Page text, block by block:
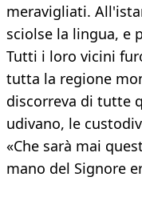
meravigliati.
sciolse la lingua, e
Tutti i loro vicini
tutta la regione
discorreva di tutte
udivano, le
«Che sarà mai
mano del Signore